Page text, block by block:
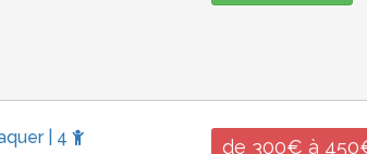
| 4 de 300€ à